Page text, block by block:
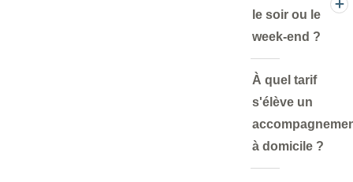
le soir ou le
week-end ?
À quel tarif
s'élève un
à domicile ?